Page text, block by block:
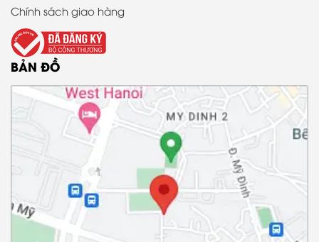
Chính sách giao hàng
BẢN ĐỒ